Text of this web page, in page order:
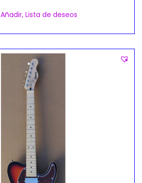
Añadir, Lista de deseos